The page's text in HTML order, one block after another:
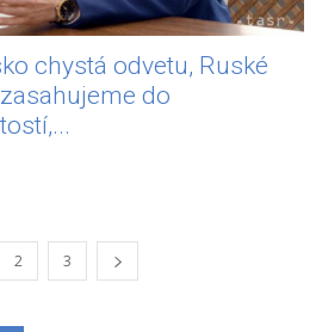
chystá odvetu, Ruské
do
2 3